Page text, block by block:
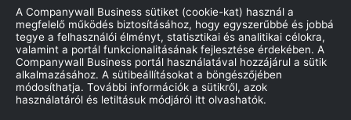
Alaptőke:
3 000 000,00
Jogi forma:
Kft.
A Companywall Business sütiket (cookie-kat) használ a
megfelelő működés biztosításához, hogy egyszerűbbé és jobbá
tegye a felhasználói élményt, statisztikai és analitikai célokra,
valamint a portál funkcionalitásának fejlesztése érdekében. A
Companywall Business portál használatával hozzájárul a sütik
alkalmazásához. A sütibeállításokat a böngészőjében
módosíthatja. További információk a sütikről, azok
használatáról és letiltásuk módjáról itt olvashatók.